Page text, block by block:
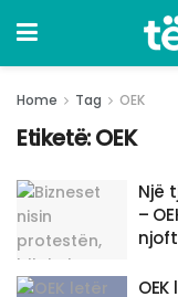
Home Tag OEK
Etiketë:OEK
Një
–